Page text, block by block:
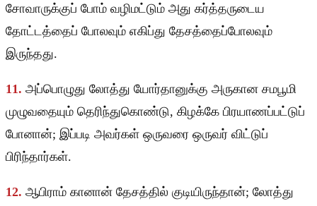
சோவாருக்குப் போம் வழிமட்டும் அது கர்த்தருடைய
தோட்டத்தைப் போலவும் எகிப்து தேசத்தைப்போலவும்
இருந்தது.
11. அப்பொழுது லோத்து யோர்தானுக்கு அருகான சமபூமி
முழுவதையும் தெரிந்துகொண்டு, கிழக்கே பிரயாணப்பட்டுப்
போனான்; இப்படி அவர்கள் ஒருவரை ஒருவர் விட்டுப்
பிரிந்தார்கள்.
12. ஆபிராம் கானான் தேசத்தில் குடியிருந்தான்; லோத்து